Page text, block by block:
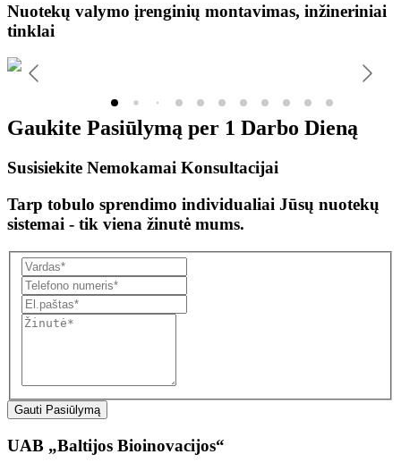
Nuotekų valymo įrenginių montavimas, inžineriniai
tinklai
Gaukite Pasiūlymą per 1 Darbo Dieną
Susisiekite Nemokamai Konsultacijai
Tarp tobulo sprendimo individualiai Jūsų nuotekų
sistemai - tik viena žinutė mums.
Gauti Pasiūlymą
UAB „Baltijos Bioinovacijos“